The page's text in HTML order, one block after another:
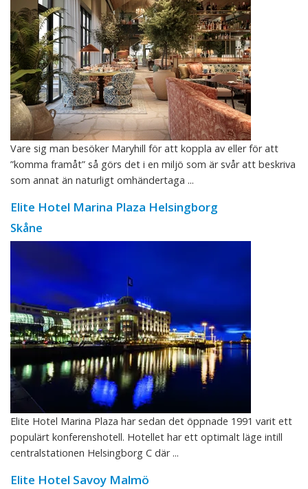
Vare sig man besöker Maryhill för att koppla av eller för att
”komma framåt” så görs det i en miljö som är svår att beskriva
som annat än naturligt omhändertaga ...
Elite Hotel Marina Plaza Helsingborg
Skåne
Elite Hotel Marina Plaza har sedan det öppnade 1991 varit ett
populärt konferenshotell. Hotellet har ett optimalt läge intill
centralstationen Helsingborg C där ...
Elite Hotel Savoy Malmö